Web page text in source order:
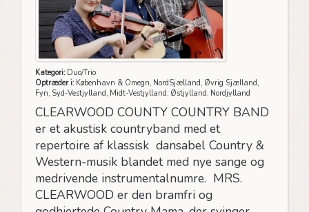
Kategori:Duo/Trio
Optræder i:København & Omegn, NordSjælland, Øvrig Sjælland,
Fyn, Syd-Vestjylland, Midt-Vestjylland, Østjylland, Nordjylland
CLEARWOOD COUNTY COUNTRY BAND
er et akustisk countryband med et
repertoire af klassisk dansabel Country &
Western-musik blandet med nye sange og
medrivende instrumentalnumre. MRS.
CLEARWOOD er den bramfri og